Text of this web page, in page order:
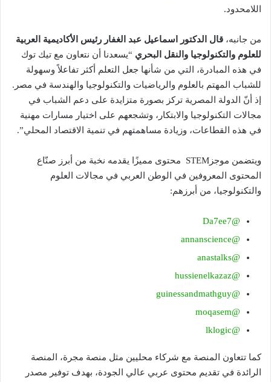
اللامحدود.
من جانبه، قال الدكتور اسماعيل عبد الغفار رئيس الأكاديمية العربية
للعلوم والتكنولوجيا والنقل البحري “يسعدنا أن نتعاون مع تيك توك
في هذه المبادرة، التي من شأنها جعل التعلم أكثر تفاعلاً وسهولة
للشباب المهتم بالعلوم والرياضيات والتكنولوجيا والهندسة في مصر.
إذ أنّ الدولة المصرية تركز بصورة متزايدة على دعم الشباب في
مجالات التكنولوجيا والابتكار، وتشجعهم على اختيار مسارات مهنية
في هذه القطاعات، وزيادة مساهمتهم في تنمية الاقتصاد المحلي”.
ويتضمن موجزSTEM محتوى مميزًا يقدمه نخبة من أبرز صنّاع
المحتوى المعروفين في الوطن العربي في مجالات العلوم
والتكنولوجيا، من أبرزهم:
@Da7ee7
@annanscience
@anastalks
@hussienelkazaz
@guinessandmathguy
@moqasem
@lklogic
كما تتعاون المنصة مع شركاء محليين مثل منصة مجرة، المنصة
الرائدة في تقديم محتوى عربي عالي الجودة، بهدف توفير مصدر